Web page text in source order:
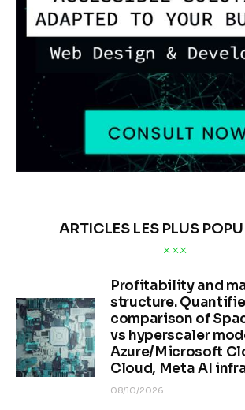
ARTICLES LES PLUS
Profitability and
structure.
comparison of
vs hyperscaler
Azure/Microsoft
Cloud, Meta AI
08/10/2026